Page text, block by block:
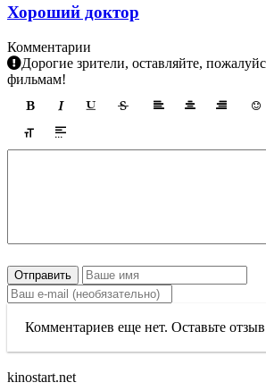
Хороший доктор
Комментарии
Дорогие зрители, оставляйте,
фильмам!
Отправить
Комментариев еще нет. Оставьте
kinostart.net